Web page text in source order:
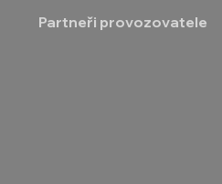
Partneři provozovatele